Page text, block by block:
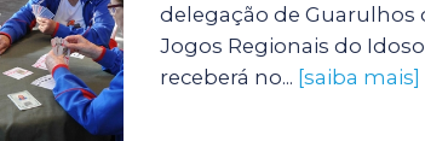
delegação de Guarulhos
Jogos Regionais do
receberá no... [saiba mais]